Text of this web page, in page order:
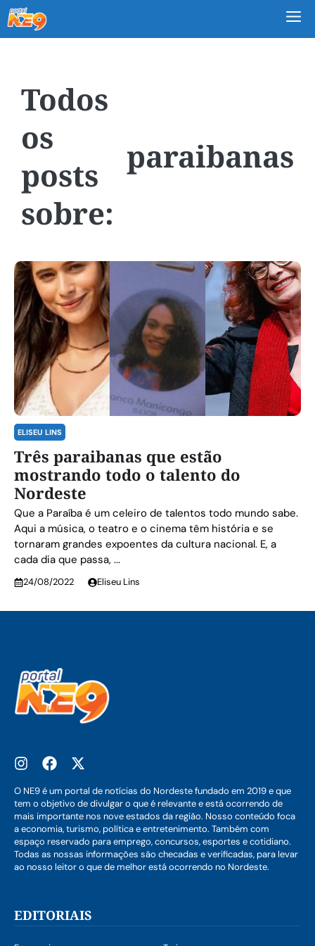
paraibanas
ELISEU LINS
Três paraibanas que estão
mostrando todo o talento do
Nordeste
Que a Paraíba é um celeiro de talentos todo mundo sabe.
Aqui a música, o teatro e o cinema têm história e se
tornaram grandes expoentes da cultura nacional. E, a
cada dia que passa, ...
24/08/2022 Eliseu Lins
O NE9 é um portal de notícias do Nordeste fundado em 2019 e que
tem o objetivo de divulgar o que é relevante e está ocorrendo de
mais importante nos nove estados da região. Nosso conteúdo foca
a economia, turismo, política e entretenimento. Também com
espaço reservado para emprego, concursos, esportes e cotidiano.
Todas as nossas informações são checadas e verificadas, para levar
ao nosso leitor o que de melhor está ocorrendo no Nordeste.
EDITORIAIS